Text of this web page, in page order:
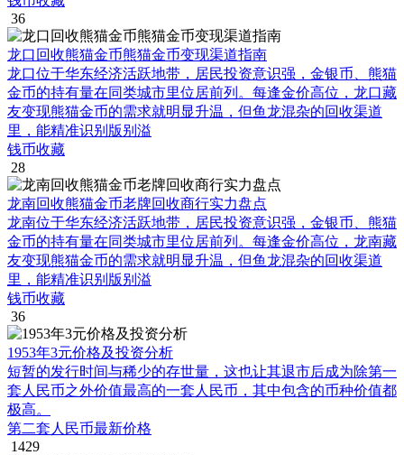
36
龙口回收熊猫金币熊猫金币变现渠道指南
龙口位于华东经济活跃地带，居民投资意识强，金银币、熊猫
金币的持有量在同类城市里位居前列。每逢金价高位，龙口藏
友变现熊猫金币的需求就明显升温，但鱼龙混杂的回收渠道
里，能精准识别版别溢
钱币收藏
28
龙南回收熊猫金币老牌回收商行实力盘点
龙南位于华东经济活跃地带，居民投资意识强，金银币、熊猫
金币的持有量在同类城市里位居前列。每逢金价高位，龙南藏
友变现熊猫金币的需求就明显升温，但鱼龙混杂的回收渠道
里，能精准识别版别溢
钱币收藏
36
1953年3元价格及投资分析
短暂的发行时间与稀少的存世量，这也让其退市后成为除第一
套人民币之外价值最高的一套人民币，其中包含的币种价值都
极高。
第二套人民币最新价格
1429